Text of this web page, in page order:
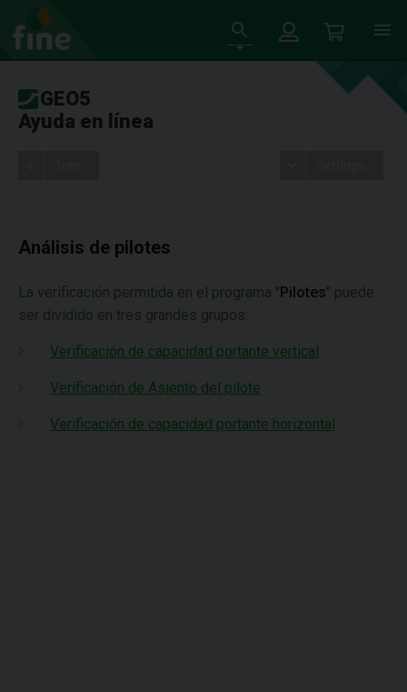
GEO5
Ayuda en línea
Análisis de pilotes
La verificación permitida en el programa "Pilotes" puede
ser dividido en tres grandes grupos:
Verificación de capacidad portante vertical
Verificación de Asiento del pilote
Verificación de capacidad portante horizontal